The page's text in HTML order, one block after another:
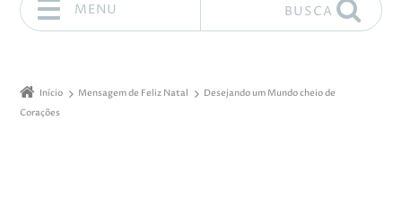
MENU BUSCA
Início Mensagem de Feliz Natal
Desejando um Mundo cheio de
Corações